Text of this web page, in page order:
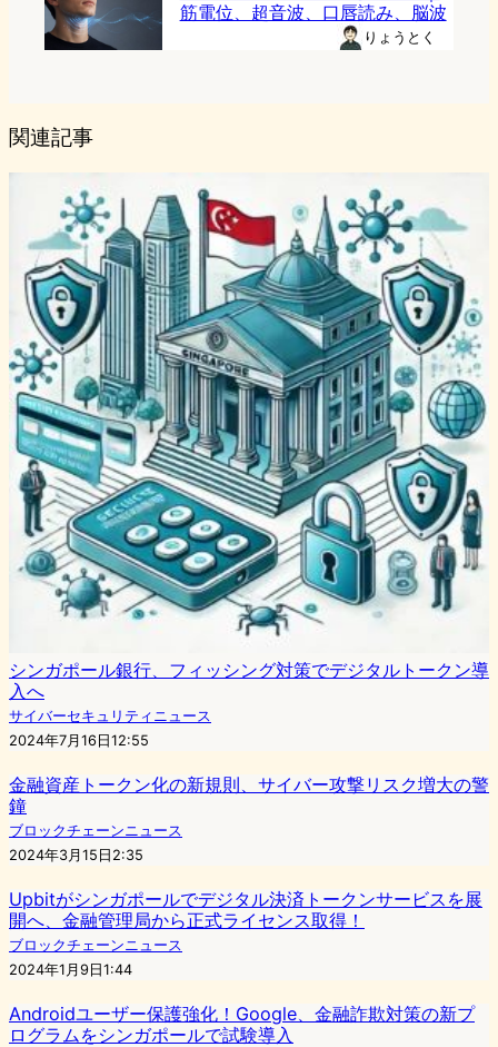
筋電位、超音波、口唇読み、脳波
りょうとく
関連記事
シンガポール銀行、フィッシング対策でデジタルトークン導
入へ
サイバーセキュリティニュース
2024年7月16日12:55
金融資産トークン化の新規則、サイバー攻撃リスク増大の警
鐘
ブロックチェーンニュース
2024年3月15日2:35
Upbitがシンガポールでデジタル決済トークンサービスを展
開へ、金融管理局から正式ライセンス取得！
ブロックチェーンニュース
2024年1月9日1:44
Androidユーザー保護強化！Google、金融詐欺対策の新プ
ログラムをシンガポールで試験導入